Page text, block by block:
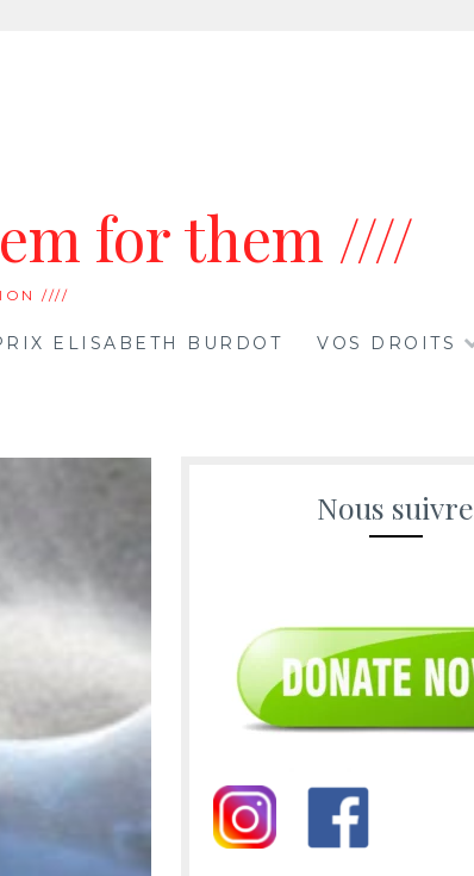
for them ////
////
ELISABETH BURDOT
VOS DROITS
Nous suivre